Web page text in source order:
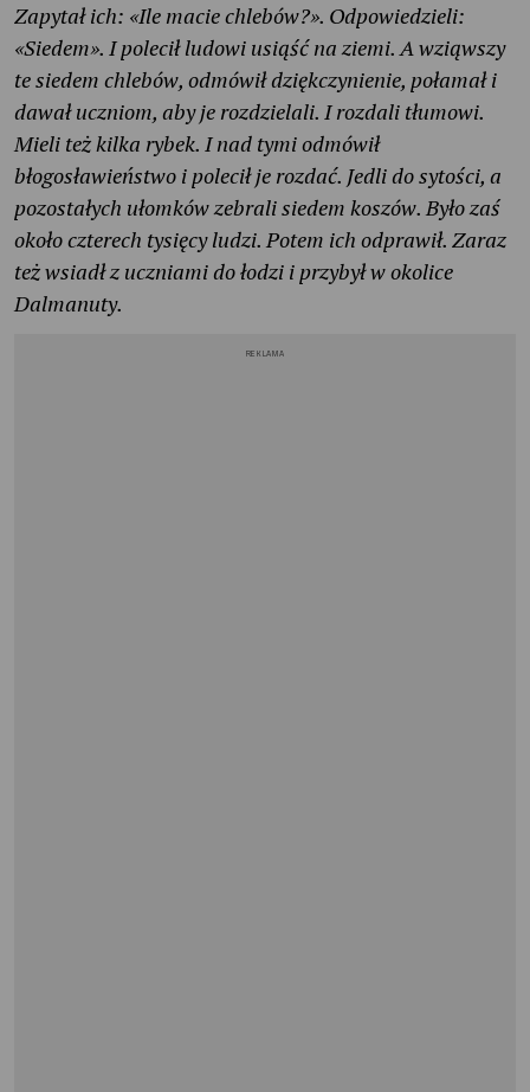
Zapytał ich: «Ile macie chlebów?». Odpowiedzieli:
«Siedem». I polecił ludowi usiąść na ziemi. A wziąwszy
te siedem chlebów, odmówił dziękczynienie, połamał i
dawał uczniom, aby je rozdzielali. I rozdali tłumowi.
Mieli też kilka rybek. I nad tymi odmówił
błogosławieństwo i polecił je rozdać. Jedli do sytości, a
pozostałych ułomków zebrali siedem koszów. Było zaś
około czterech tysięcy ludzi. Potem ich odprawił. Zaraz
też wsiadł z uczniami do łodzi i przybył w okolice
Dalmanuty.
REKLAMA